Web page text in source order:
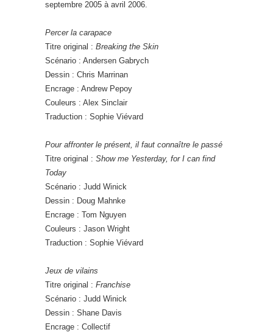
septembre 2005 à avril 2006.
Percer la carapace
Titre original : Breaking the Skin
Scénario : Andersen Gabrych
Dessin : Chris Marrinan
Encrage : Andrew Pepoy
Couleurs : Alex Sinclair
Traduction : Sophie Viévard
Pour affronter le présent, il faut connaître le passé
Titre original : Show me Yesterday, for I can find
Today
Scénario : Judd Winick
Dessin : Doug Mahnke
Encrage : Tom Nguyen
Couleurs : Jason Wright
Traduction : Sophie Viévard
Jeux de vilains
Titre original : Franchise
Scénario : Judd Winick
Dessin : Shane Davis
Encrage : Collectif